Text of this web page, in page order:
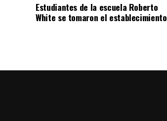
Estudiantes de la escuela Roberto
White se tomaron el establecimiento